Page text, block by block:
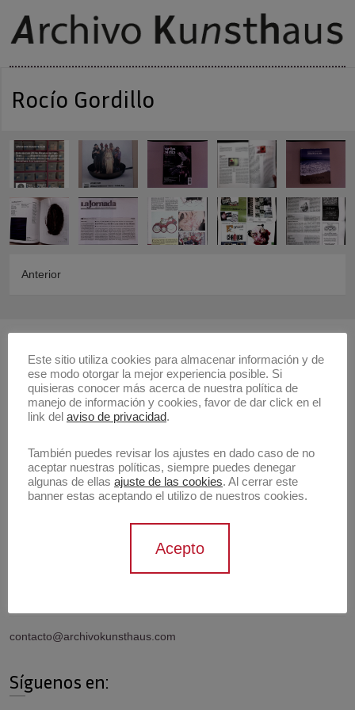
Rocío Gordillo
Anterior
Buscar
Buscar
Artistas
Información de contacto
contacto@archivokunsthaus.com
Síguenos en:
Este sitio utiliza cookies para almacenar información y de
ese modo otorgar la mejor experiencia posible. Si
quisieras conocer más acerca de nuestra política de
manejo de información y cookies, favor de dar click en el
link del aviso de privacidad.
También puedes revisar los ajustes en dado caso de no
aceptar nuestras políticas, siempre puedes denegar
algunas de ellas ajuste de las cookies. Al cerrar este
banner estas aceptando el utilizo de nuestros cookies.
Acepto